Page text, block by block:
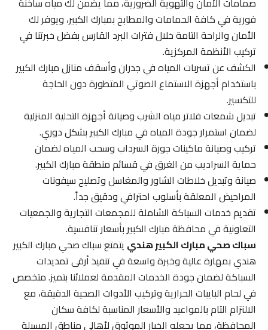
فورية في كافة الحمامات والمطابخ بمبارك الكبير، ويوفر لك
الأمان والراحة التامة خلال فترات البرد القارس بفضل خبرتنا في
تركيب الأنظمة المركزية.
الكشف عن تسربات المياه في جدران وأسقف منازل مبارك الكبير
باستخدام أجهزة الاستماع الصوتي المتطورة دون الحاجة
للتكسير.
تبديل شمعات فلاتر مياه الشرب وصيانة أجهزة التحلية المنزلية
لضمان استمرار جودة المياه في مبارك الكبير بشكل دوري.
تركيب وصيانة ماكينات جورة السرداب وسحب المياه لضمان
حماية السراديب من الغرق في قسائم منطقة مبارك الكبير.
صيانة وتبديل خلاطات الشاور والمغاسل وتصليح سيفونات
المراحيض المعلقة بأسلوب احترافي ودقيق جداً.
تقديم خدمات السباكة الشاملة للمجمعات التجارية والجمعيات
التعاونية في محافظة مبارك الكبير بأسعار تنافسية.
سباك صحي مبارك الكبير هندييتمتع سباك صحي مبارك الكبير
هندي بمهارة عالية وخبرة واسعة في تنفيذ أرقى تمديدات
السباكة لضمان جودة الخدمات المقدمة لعملائنا بتميز. متخصص
في لحام البايبات الحرارية وتركيب الأدوات الصحية الدقيقة، مع
الالتزام التام بالمواعيد والأسعار المناسبة لكافة سكان
المحافظة، مما يجعله الخيار الموثوق لأهالي مناطق المسيلة